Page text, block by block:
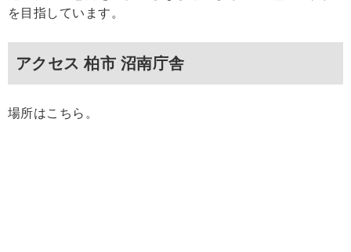
を目指しています。
アクセス 柏市 沼南庁舎
場所はこちら。